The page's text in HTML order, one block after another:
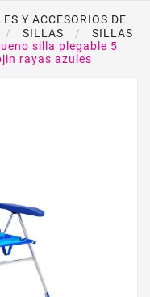
Y ACCESORIOS DE
SILLAS
SILLAS
silla plegable 5
rayas azules